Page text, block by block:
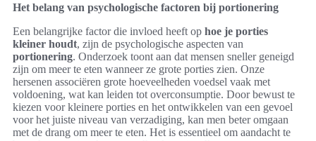
Het belang van psychologische factoren bij portionering
Een belangrijke factor die invloed heeft op hoe je porties
kleiner houdt, zijn de psychologische aspecten van
portionering. Onderzoek toont aan dat mensen sneller geneigd
zijn om meer te eten wanneer ze grote porties zien. Onze
hersenen associëren grote hoeveelheden voedsel vaak met
voldoening, wat kan leiden tot overconsumptie. Door bewust te
kiezen voor kleinere porties en het ontwikkelen van een gevoel
voor het juiste niveau van verzadiging, kan men beter omgaan
met de drang om meer te eten. Het is essentieel om aandacht te